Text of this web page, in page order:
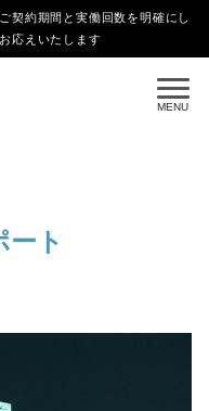
契約期間と実働回数を明確にし
応えいたします
MENU
ート